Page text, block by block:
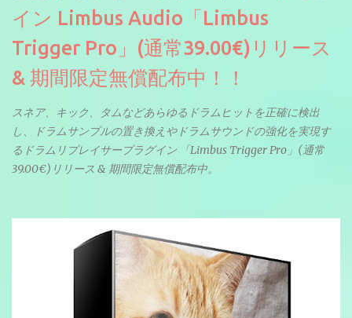
イン Limbus Audio「Limbus
Trigger Pro」(通常39.00€)リリース
& 期間限定無償配布中！！
スネア、キック、タムなどあらゆるドラムヒットを正確に検出
し、ドラムサンプルの置き換えやドラムサウンドの強化を実現す
るドラムリプレイサープラグイン 「Limbus Trigger Pro」(通常
39.00€)リリース & 期間限定無償配布中。